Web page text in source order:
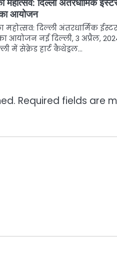
महोत्सव: दिल्ली अंतरधार्मिक
आयोजन
महोत्सव: दिल्ली अंतरधार्मिक ईस्टर
आयोजन नई दिल्ली, 3 अप्रैल,
में सेक्रेड हार्ट कैथेड्रल…
Required fields are